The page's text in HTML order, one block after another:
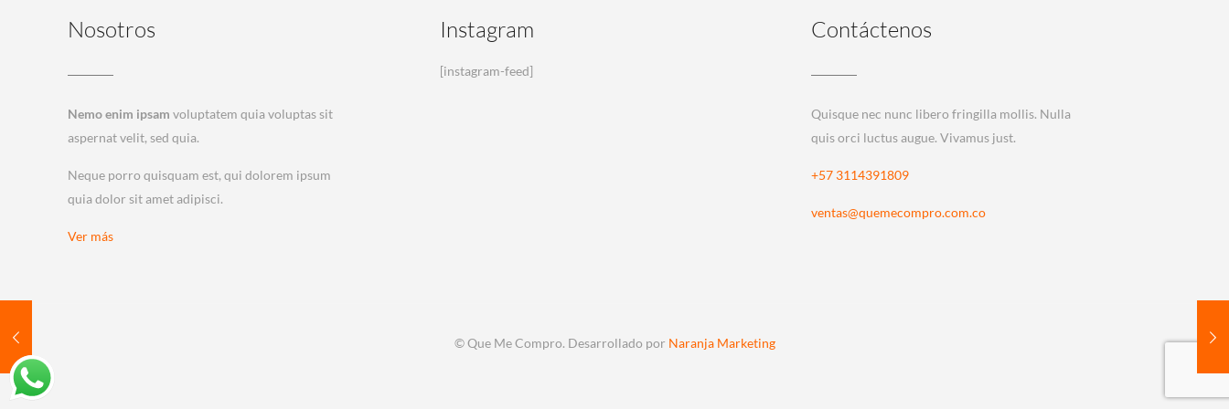
Nosotros
Nemo enim ipsam voluptatem quia voluptas sit
aspernat velit, sed quia.
Neque porro quisquam est, qui dolorem ipsum
quia dolor sit amet adipisci.
Ver más
Instagram
[instagram-feed]
Contáctenos
Quisque nec nunc libero fringilla mollis. Nulla
quis orci luctus augue. Vivamus just.
+57 3114391809
ventas@quemecompro.com.co
© Que Me Compro. Desarrollado por Naranja Marketing